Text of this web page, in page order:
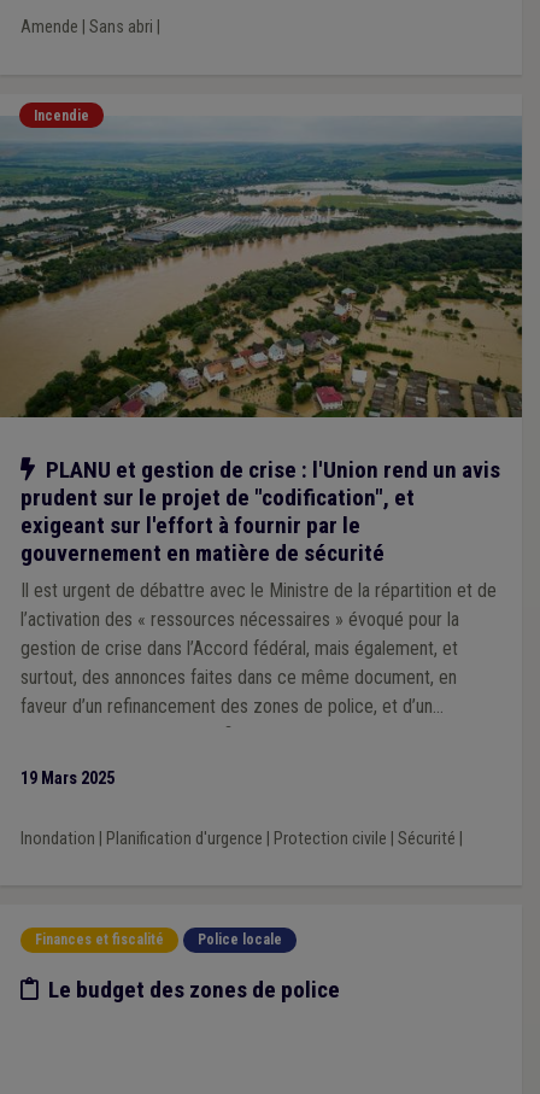
prochainement pour désigner les agents constatateurs au sein
Amende Sans abri
Incendie
Notre action
PLANU et gestion de crise : l'Union rend un avis
prudent sur le projet de "codification", et
exigeant sur l'effort à fournir par le
gouvernement en matière de sécurité
Il est urgent de débattre avec le Ministre de la répartition et de
l’activation des « ressources nécessaires » évoqué pour la
gestion de crise dans l’Accord fédéral, mais également, et
surtout, des annonces faites dans ce même document, en
faveur d’un refinancement des zones de police, et d’un
rééquilibrage « 50/50 » du financement des zones de secours.
19 Mars 2025
Inondation Planification d'urgence Protection civile Sécurité
Finances et fiscalité Police locale
Etude/chiffres
Le budget des zones de police